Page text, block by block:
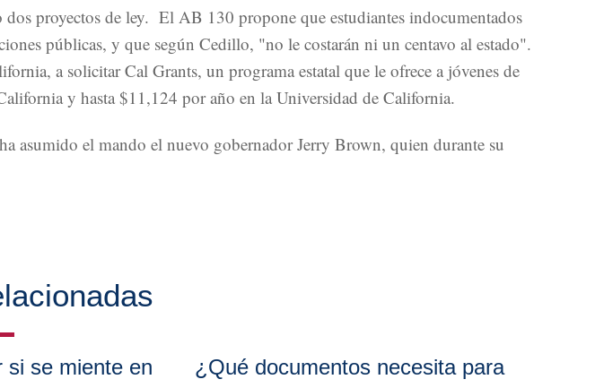
proyectos de ley. El AB 130 propone que estudiantes indocumentados
públicas, y que según Cedillo, "no le costarán ni un centavo al estado".
a solicitar Cal Grants, un programa estatal que le ofrece a jóvenes de
y hasta $11,124 por año en la Universidad de California.
asumido el mando el nuevo gobernador Jerry Brown, quien durante su
se miente en
¿Qué documentos necesita para